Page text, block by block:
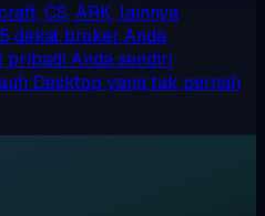
CS, ARK, lainnya
dekat broker Anda
pribadi Anda sendiri
Desktop yang tak pernah